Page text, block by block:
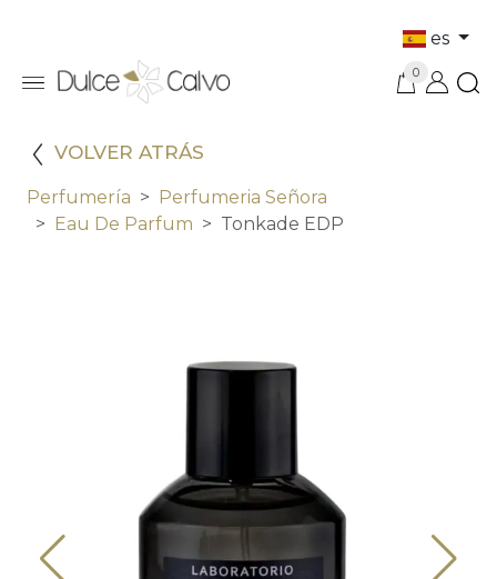
es
0
VOLVER ATRÁS
Perfumería
Perfumeria Señora
Eau De Parfum
Tonkade EDP